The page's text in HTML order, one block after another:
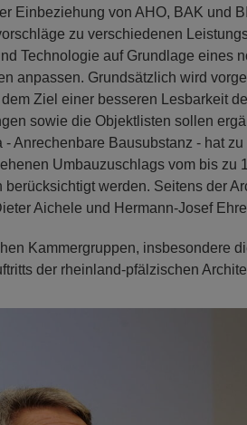
Einbeziehung von AHO, BAK und
zu verschiedenen
Technologie auf Grundlage eines
anpassen. Grundsätzlich wird
Ziel einer besseren Lesbarkeit
sowie die Objektlisten sollen
- Anrechenbare Bausubstanz - hat
Umbauzuschlags vom bis zu
werden. Seitens der
Aichele und Hermann-Josef
Kammergruppen, insbesondere
der rheinland-pfälzischen